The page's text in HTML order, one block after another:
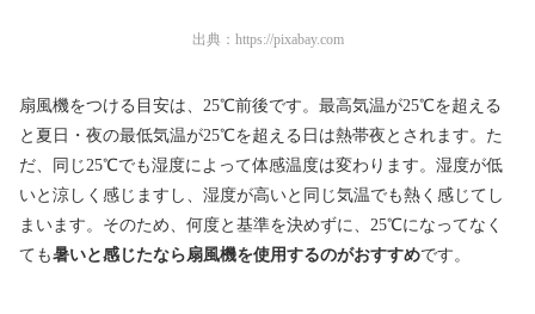
出典： https://pixabay.com
扇風機をつける目安は、25℃前後です。最高気温が25℃を超える
と夏日・夜の最低気温が25℃を超える日は熱帯夜とされます。た
だ、同じ25℃でも湿度によって体感温度は変わります。湿度が低
いと涼しく感じますし、湿度が高いと同じ気温でも熱く感じてし
まいます。そのため、何度と基準を決めずに、25℃になってなく
ても暑いと感じたなら扇風機を使用するのがおすすめです。